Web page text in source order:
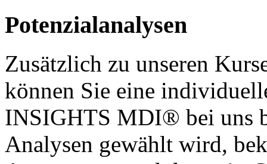
Potenzialanalysen
Zusätzlich zu unseren
können Sie eine
INSIGHTS MDI® bei uns
Analysen gewählt wird,